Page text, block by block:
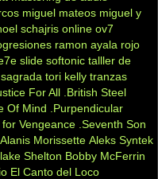
miguel mateos miguel y
schajris online ov7
ramon ayala rojo
slide softonic talller de
tori kelly tranzas
For All .British Steel
Of Mind
.Purpendicular
for Vengeance .Seventh Son
Alanis Morissette Aleks Syntek
Shelton Bobby McFerrin
El Canto del Loco